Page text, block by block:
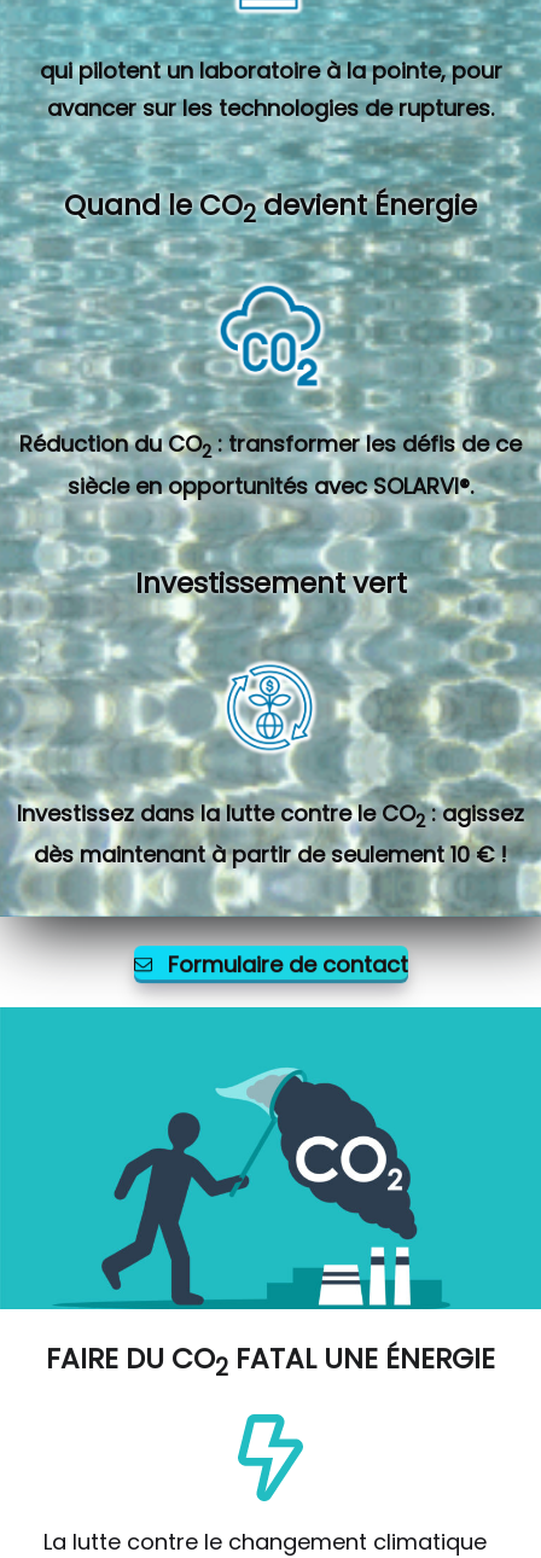
qui pilotent un laboratoire à la pointe, pour
avancer sur les technologies de ruptures.
Quand le CO2devient Énergie
Réduction du CO2 : transformer les défis de ce
siècle en opportunités avec SOLARVI®.
Investissement vert
Investissez dans la lutte contre le CO2 : agissez
dès maintenant à partir de seulement 10 € !
Formulaire de contact
FAIRE DU CO2 FATAL UNE ÉNERGIE
La lutte contre le changement climatique